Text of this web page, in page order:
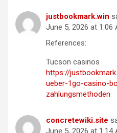
justbookmark.win
June 5, 2026 at 1:06
References:
Tucson casinos
https://
ueber-1go-casino-
zahlungsmethoden
concretewiki.site
June 5, 2026 at 1:14